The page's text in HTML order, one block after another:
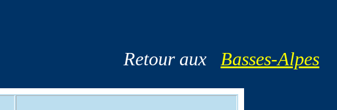
Retour aux Basses-Alpes